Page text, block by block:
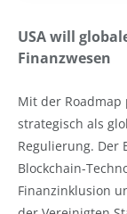
USA will
Finanzwesen
Mit der Roadmap
strategisch als
Regulierung. Der
Blockchain-
Finanzinklusion